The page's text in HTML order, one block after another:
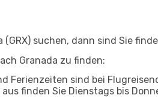
suchen, dann sind Sie
Granada zu finden:
Ferienzeiten sind bei
finden Sie Dienstags bis